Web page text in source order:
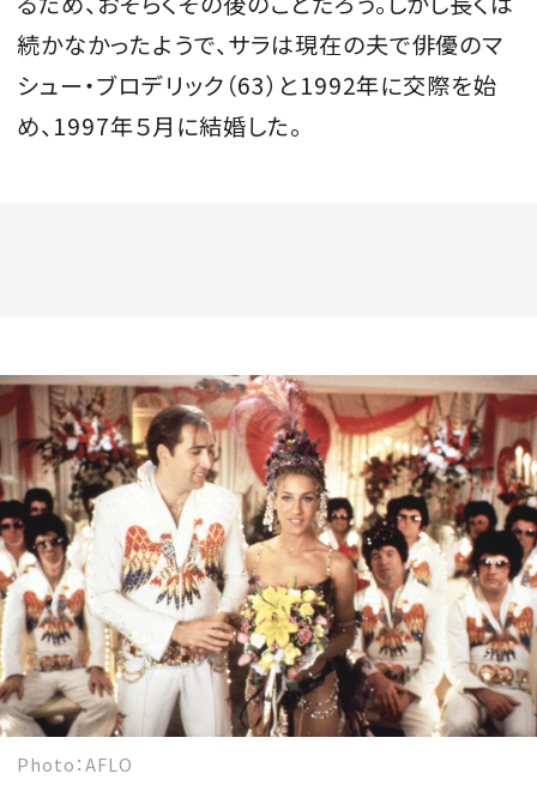
続かなかったようで、サラは現在の夫で俳優のマ
シュー・ブロデリック（63）と1992年に交際を始
め、1997年５月に結婚した。
Photo：AFLO